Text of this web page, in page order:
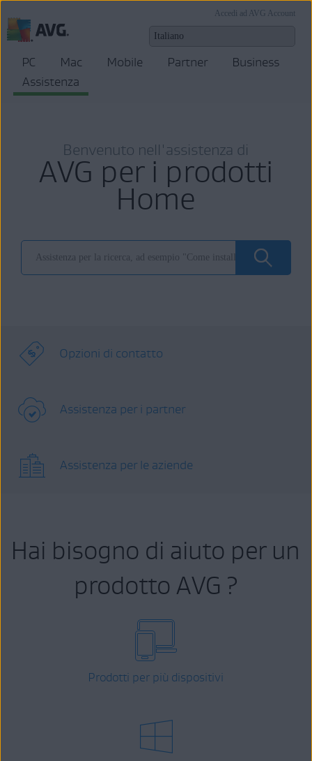
Accedi ad AVG Account
PC Mac Mobile Partner
Business
Assistenza
Benvenuto nell'assistenza di
AVG per i prodotti
Home
Opzioni di contatto
Assistenza per i partner
Assistenza per le aziende
Hai bisogno di aiuto per un
prodotto AVG ?
Prodotti per più dispositivi